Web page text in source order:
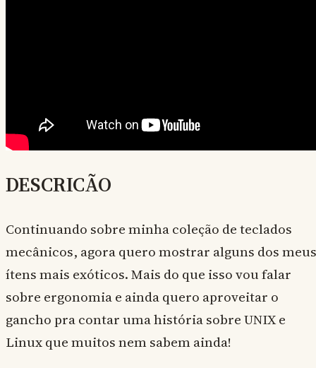
DESCRICÃO
Continuando sobre minha coleção de teclados
mecânicos, agora quero mostrar alguns dos meus
ítens mais exóticos. Mais do que isso vou falar
sobre ergonomia e ainda quero aproveitar o
gancho pra contar uma história sobre UNIX e
Linux que muitos nem sabem ainda!